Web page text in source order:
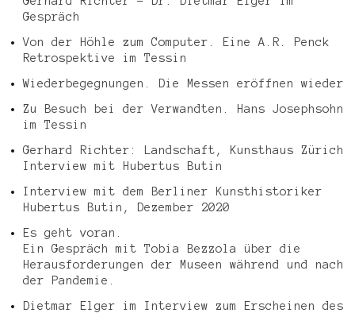
Gespräch
Von der Höhle zum Computer. Eine A.R. Penck
Retrospektive im Tessin
Wiederbegegnungen. Die Messen eröffnen wieder
Zu Besuch bei der Verwandten. Hans Josephsohn
im Tessin
Gerhard Richter: Landschaft, Kunsthaus Zürich
Interview mit Hubertus Butin
Interview mit dem Berliner Kunsthistoriker
Hubertus Butin, Dezember 2020
Es geht voran.
Ein Gespräch mit Tobia Bezzola über die
Herausforderungen der Museen während und nach
der Pandemie.
Dietmar Elger im Interview zum Erscheinen des